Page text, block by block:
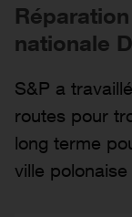
nationale
S&P a
routes pour
long terme
ville